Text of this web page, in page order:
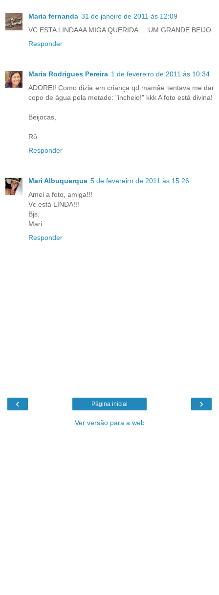
Maria fernanda 31 de janeiro de 2011 às 12:09
VC ESTA LINDAAA MIGA QUERIDA.... UM GRANDE BEIJO
Responder
Maria Rodrigues Pereira 1 de fevereiro de 2011 às 10:34
ADOREI! Como dizia em criança qd mamãe tentava me dar
copo de água pela metade: "incheio!" kkk A foto está divina!
Beijocas,
Rô
Responder
Mari Albuquerque 5 de fevereiro de 2011 às 15:26
Amei a foto, amiga!!!
Vc está LINDA!!!
Bjs,
Mari
Responder
‹ ›
Página inicial
Ver versão para a web